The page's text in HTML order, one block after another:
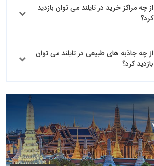
از چه مراکز خرید در تایلند می توان بازدید
کرد؟
از چه جاذبه های طبیعی در تایلند می توان
بازدید کرد؟